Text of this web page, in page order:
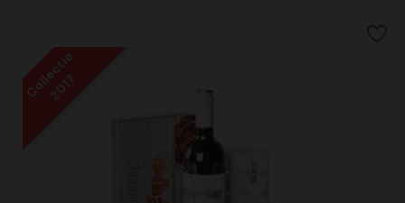
Collectie
2017